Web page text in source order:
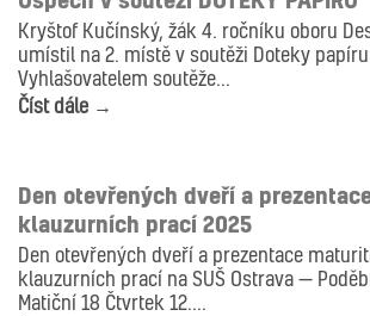
Kryštof Kučínský, žák 4. ročníku oboru
umístil na 2. místě v soutěži Doteky
Vyhlašovatelem soutěže...
Číst dále →
Den otevřených dveří a
klauzurních prací 2025
Den otevřených dveří a prezentace
klauzurních prací na SUŠ Ostrava —
Matiční 18 Čtvrtek 12....